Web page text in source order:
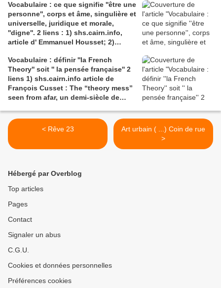
dramaturgie Lola Molina à l’Espace
Saint-Laurent, Pont-à-Mousson 2
liens : 1) lien meec.org; 2)
lemeac.com
Vocabulaire : ce que signifie ''être une
personne'', corps et âme, singulière et
universelle, juridique et morale,
''digne''. 2 liens : 1) shs.cairn.info,
article d' Emmanuel Housset; 2)
Julian Roche
Vocabulaire : définir ''la French
Theory'' soit '' la pensée française'' 2
liens 1) shs.cairn.info article de
François Cusset : The “theory mess”
seen from afar, un demi-siècle de
l'émancipation...'', François Cusset
< Rêve 23
Art urbain ( ...) Coin de rue
>
Hébergé par Overblog
Top articles
Pages
Contact
Signaler un abus
C.G.U.
Cookies et données personnelles
Préférences cookies